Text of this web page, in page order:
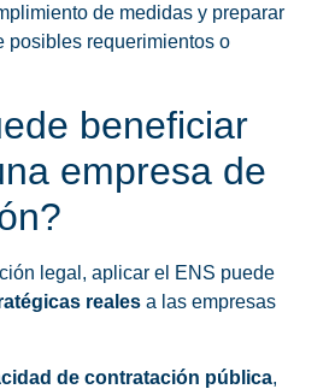
de medidas y preparar
posibles requerimientos o
beneficiar
empresa de
legal, aplicar el ENS puede
reales a las empresas
de contratación pública,